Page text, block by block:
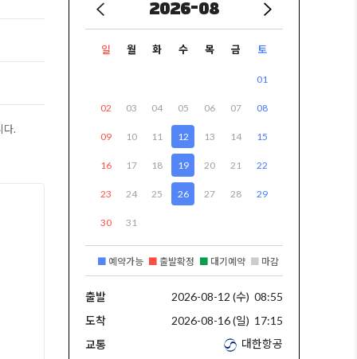
다.
2026-08
일 월 화 수 목 금 토
01
02 03 04 05 06 07 08
09 10 11 12 13 14 15
16 17 18 19 20 21 22
23 24 25 26 27 28 29
30 31
■ 예약가능 ■ 출발확정 ■ 대기예약 마감
출발 2026-08-12 (수) 08:55
도착
2026-08-16 (일) 17:15
교통
대한항공